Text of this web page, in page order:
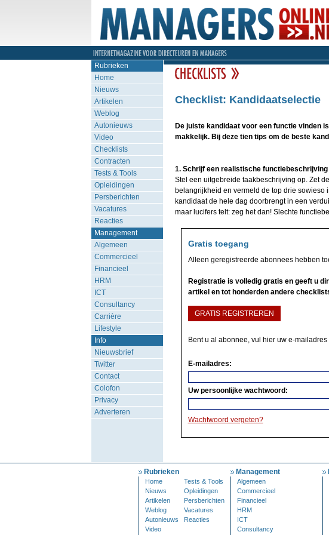
Rubrieken
Home
Nieuws
Artikelen
Weblog
Autonieuws
Video
Checklists
Contracten
Tests & Tools
Opleidingen
Persberichten
Vacatures
Reacties
Management
Algemeen
Commercieel
Financieel
HRM
ICT
Consultancy
Carrière
Lifestyle
Info
Nieuwsbrief
Twitter
Contact
Colofon
Privacy
Adverteren
Checklist: Kandidaatselectie
De juiste kandidaat voor een functie vinden
makkelijk. Bij deze tien tips om de beste
1. Schrijf een realistische functiebeschrijving
Stel een uitgebreide taakbeschrijving op. Zet
belangrijkheid en vermeld de top drie sowieso
kandidaat de hele dag doorbrengt in een
maar lucifers telt: zeg het dan! Slechte
Gratis toegang
Alleen geregistreerde abonnees hebben
Registratie is volledig gratis en geeft u
artikel en tot honderden andere
GRATIS REGISTREREN
Bent u al abonnee, vul hier uw e-
E-mailadres:
Uw persoonlijke wachtwoord:
Wachtwoord vergeten?
Rubrieken
Home
Tests & Tools
Nieuws
Opleidingen
Artikelen
Persberichten
Weblog
Vacatures
Autonieuws
Reacties
Video
Management
Algemeen
Commercieel
Financieel
HRM
ICT
Consultancy